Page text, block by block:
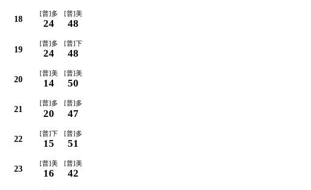
18
[普]多
24
[普]美
48
19
[普]多
24
[普]下
48
20
[普]美
14
[普]美
50
21
[普]多
20
[普]多
47
22
[普]下
15
[普]多
51
23
[普]美
16
[普]美
42